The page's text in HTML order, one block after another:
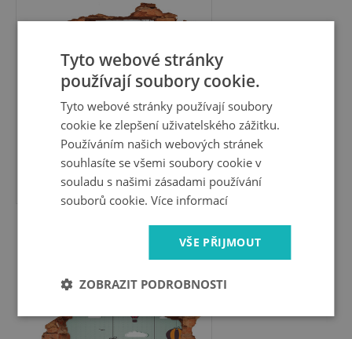
549 Kč
Tyto webové stránky
používají soubory cookie.
Tyto webové stránky používají soubory
cookie ke zlepšení uživatelského zážitku.
Používáním našich webových stránek
souhlasíte se všemi soubory cookie v
souladu s našimi zásadami používání
souborů cookie.Více informací
VŠE PŘIJMOUT
ZOBRAZIT PODROBNOSTI